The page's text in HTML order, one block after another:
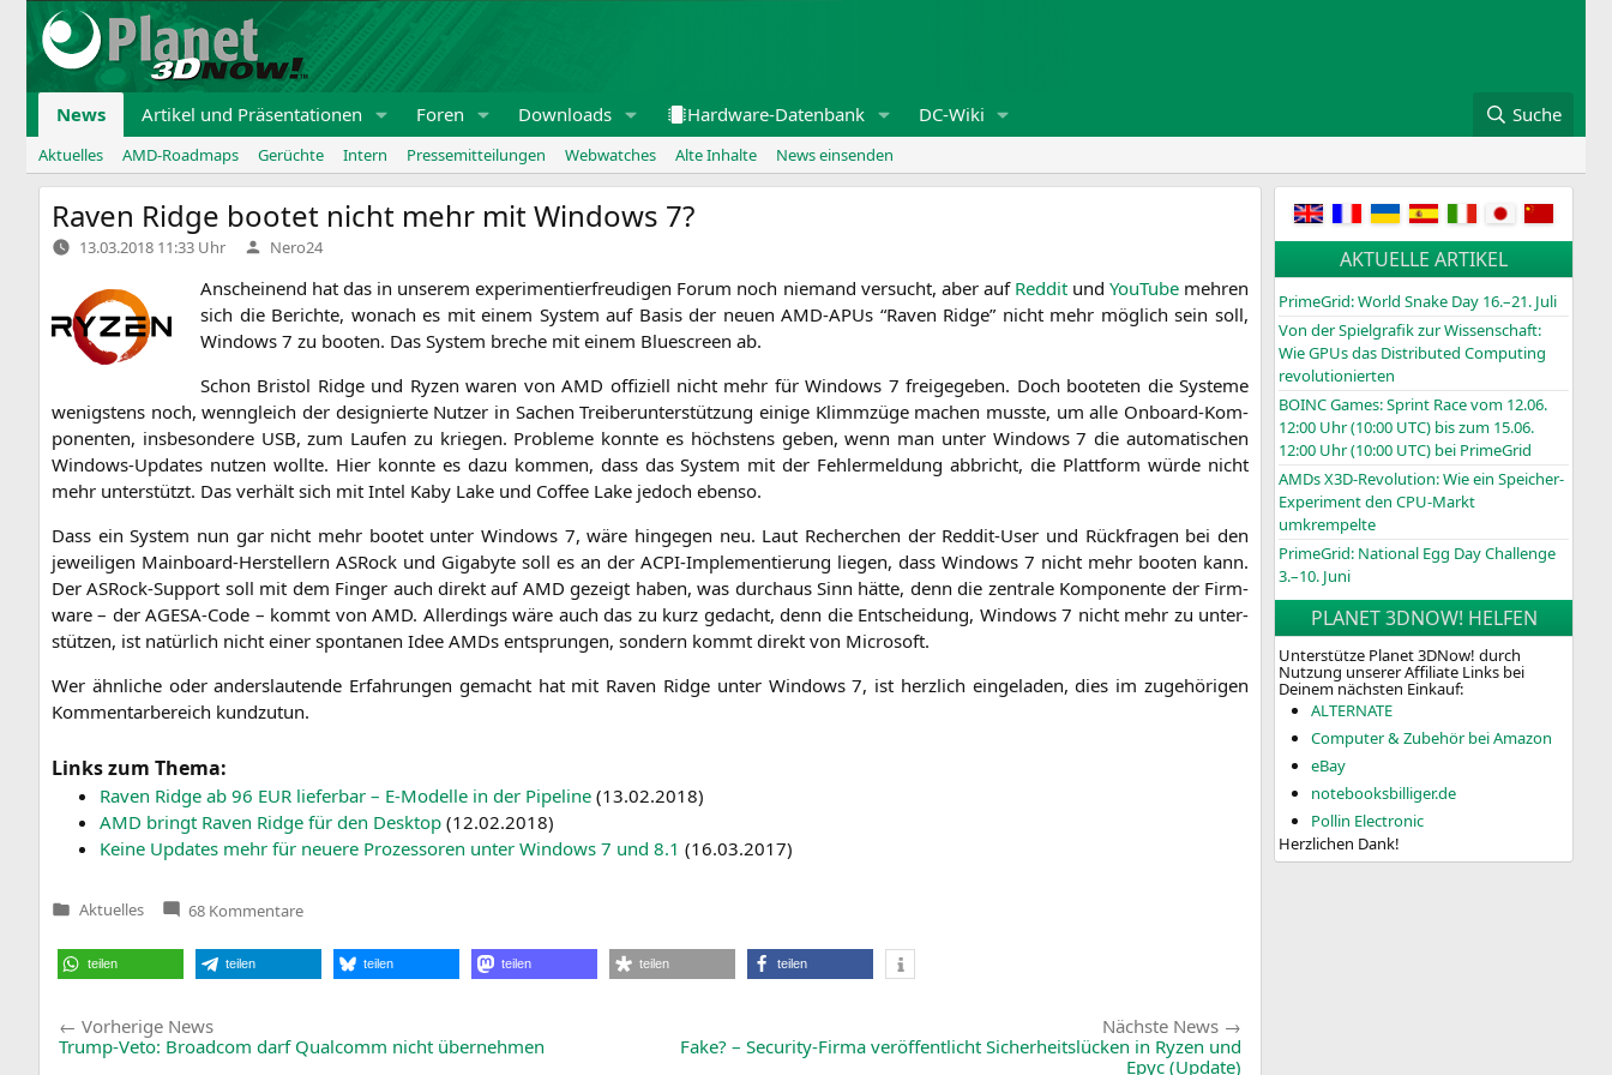
Zum
Inhalt
springen
News Artikel und Präsentationen Foren Downloads Hardware-Datenbank DC-Wiki Suche
Aktuelles AMD-Roadmaps Gerüchte Intern Pressemitteilungen Webwatches Alte Inhalte News einsenden
Raven Ridge bootet nicht mehr mit Windows 7?
13.03.2018 11:33 Uhr Verfasst
von
Nero24
Anschei­nend hat das in unse­rem expe­ri­men­tier­freu­di­gen Forum noch nie­mand ver­sucht, aber auf Red­ditund You­Tubemeh­ren
sich die Berich­te, wonach es mit einem Sys­tem auf Basis der neu­en AMD-APUs “Raven Ridge” nicht mehr mög­lich sein soll,
Win­dows 7 zu boo­ten. Das Sys­tem bre­che mit einem Blue­screen ab.
Schon Bris­tol Ridge und Ryzen waren vonAMD offi­zi­ell nicht mehr für Win­dows 7 frei­ge­ge­ben. Doch boo­te­ten die Sys­te­me
wenigs­tens noch, wenn­gleich der desi­gnier­te Nut­zer in Sachen Trei­ber­un­ter­stüt­zung eini­ge Klimm­zü­ge machen muss­te, um alle Onboard-Kom­
po­nen­ten, ins­be­son­de­re USB, zum Lau­fen zu krie­gen. Pro­ble­me konn­te es höchs­tens geben, wenn man unter Win­dows 7 die auto­ma­ti­schen
Win­dows-Updates nut­zen woll­te. Hier konn­te es dazu kom­men, dass das Sys­tem mit der Feh­ler­mel­dung abbricht, die Platt­form wür­de nicht
mehr unter­stützt. Das ver­hält sich mit Intel Kaby Lake und Cof­fee Lake jedoch ebenso.
Dass ein Sys­tem nun gar nicht mehr boo­tet unter Win­dows 7, wäre hin­ge­gen neu. Laut Recher­chen der Red­dit-User und Rück­fra­gen bei den
jewei­li­gen Main­board-Her­stel­lern ASRock und Giga­byte soll es an der ACPI-Imple­men­tie­rung lie­gen, dass Win­dows 7 nicht mehr boo­ten kann.
Der ASRock-Sup­port soll mit dem Fin­ger auch direkt auf AMD gezeigt haben, was durch­aus Sinn hät­te, denn die zen­tra­le Kom­po­nen­te der Firm­
ware – der AGE­SA-Code – kommt vonAMD. Aller­dings wäre auch das zu kurz gedacht, denn die Ent­schei­dung, Win­dows 7 nicht mehr zu unter­
stüt­zen, ist natür­lich nicht einer spon­ta­nen Idee AMDs ent­sprun­gen, son­dern kommt direkt von Microsoft.
Wer ähn­li­che oder anders­lau­ten­de Erfah­run­gen gemacht hat mit Raven Ridge unter Win­dows 7, ist herz­lich ein­ge­la­den, dies im zuge­hö­ri­gen
Kom­men­tar­be­reich kundzutun.
Links zum Thema:
Raven Ridge ab 96 EUR lie­fer­bar – E‑Modelle in der Pipe­line (13.02.2018)
AMD bringt Raven Ridge für den Desk­top (12.02.2018)
Kei­ne Updates mehr für neue­re Pro­zes­so­ren unter Win­dows 7 und 8.1 (16.03.2017)
Veröffentlicht
Aktuelles 68 Kommentarezu
Raven
bootet
7?
teilen teilen teilen teilen teilen teilen
Beitragsnavigation
Vorherige NewsVorherige
News:
Trump-Veto: Broadcom darf Qualcomm nicht übernehmen
Nächste News
Fake? – Security-Firma veröffentlicht Sicherheitslücken in Ryzen und
Epyc (Update)
AKTUELLE ARTIKEL
PrimeGrid: World Snake Day 16.–21. Juli
Von der Spielgrafik zur Wissenschaft:
Wie GPUs das Distributed Computing
revolutionierten
BOINCGames: Sprint Race vom 12.06.
12:00 Uhr (10:00 UTC) bis zum 15.06.
12:00 Uhr (10:00 UTC) bei PrimeGrid
AMDs X3D-Revolution: Wie ein Speicher-
Experiment den CPU-Markt
umkrempelte
PrimeGrid: National Egg Day Challenge
3.–10. Juni
PLANET 3DNOW! HELFEN
Unterstütze Planet 3DNow! durch
Nutzung unserer Affiliate Links bei
Deinem nächsten Einkauf:
ALTERNATE
Computer & Zubehör bei Amazon
eBay
notebooksbilliger.de
Pollin Electronic
Herzlichen Dank!